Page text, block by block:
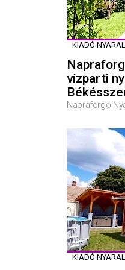
KIADÓ
vízparti
Napraforgó
KIADÓ